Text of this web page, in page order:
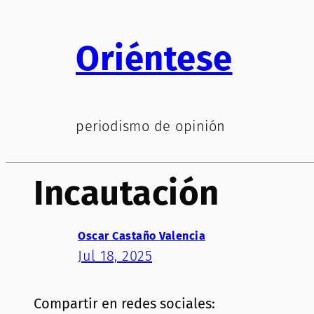
Oriéntese
periodismo de opinión
Incautación
Oscar Castaño Valencia
Jul 18, 2025
Compartir en redes sociales: